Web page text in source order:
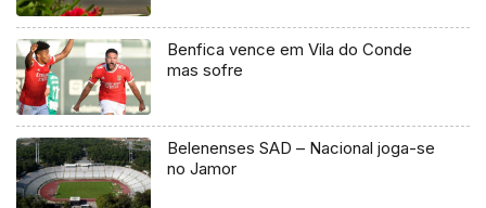
Benfica vence em Vila do Conde
mas sofre
Belenenses SAD – Nacional joga-se
no Jamor